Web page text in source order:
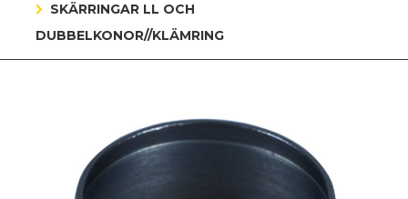
SKÄRRINGAR LL OCH
DUBBELKONOR//KLÄMRING